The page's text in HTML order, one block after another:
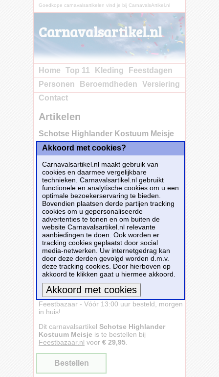
Goedkope carnavalsartikelen vind je bij CarnavalsArtikel.nl
Carnavalsartikel.nl
Home Top 11 Kleding
Feestdagen
Personen
Beroemdheden
Versiering
Contact
Artikelen
Schotse Highlander Kostuum Meisje
Schotse Highlander Kostuum Meisje -
Feestbazaar - Vóór 13:00 uur besteld, morgen
in huis!
Dit carnavalsartikel Schotse Highlander
Kostuum Meisje is te bestellen bij
Feestbazaar.nl voor € 29,95
Bestellen
Akkoord met cookies?
Carnavalsartikel.nl maakt gebruik van
cookies en daarmee vergelijkbare
technieken. Carnavalsartikel.nl gebruikt
functionele en analytische cookies om u een
optimale bezoekerservaring te bieden.
Bovendien plaatsen derde partijen tracking
cookies om u gepersonaliseerde
advertenties te tonen en om buiten de
website Carnavalsartikel.nl relevante
aanbiedingen te doen. Ook worden er
tracking cookies geplaatst door social
media-netwerken. Uw internetgedrag kan
door deze derden gevolgd worden d.m.v.
deze tracking cookies. Door hierboven op
akkoord te klikken gaat u hiermee akkoord.
Meer informatie